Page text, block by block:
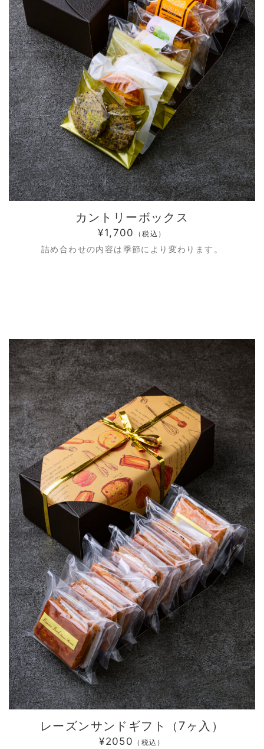
カントリーボックス
¥1,700 （税込）
詰め合わせの内容は季節により変わります。
レーズンサンドギフト（7ヶ入）
¥2050 （税込）